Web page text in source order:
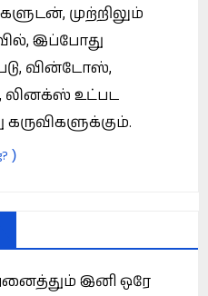
முற்றிலும்
இப்போது
வின்டோஸ்,
உட்பட
)
இனி ஒரே